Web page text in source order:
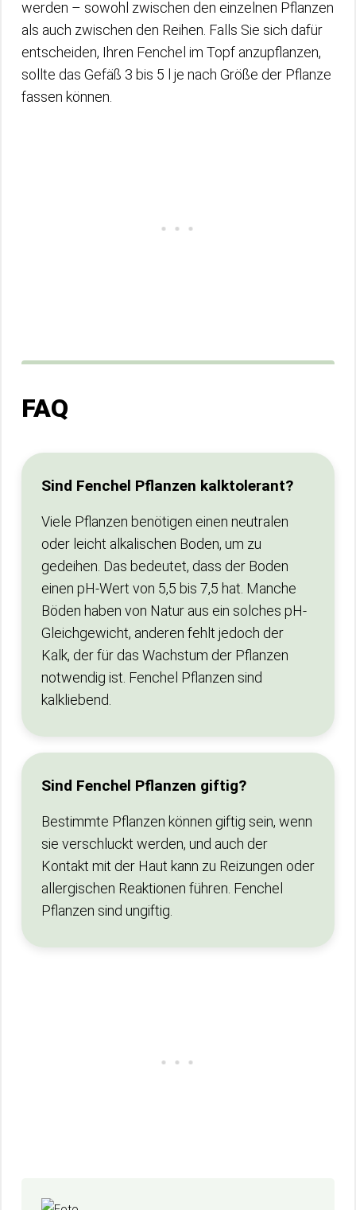
werden – sowohl zwischen den einzelnen Pflanzen
als auch zwischen den Reihen. Falls Sie sich dafür
entscheiden, Ihren Fenchel im Topf anzupflanzen,
sollte das Gefäß 3 bis 5 l je nach Größe der Pflanze
fassen können.
FAQ
Sind Fenchel Pflanzen kalktolerant?
Viele Pflanzen benötigen einen neutralen
oder leicht alkalischen Boden, um zu
gedeihen. Das bedeutet, dass der Boden
einen pH-Wert von 5,5 bis 7,5 hat. Manche
Böden haben von Natur aus ein solches pH-
Gleichgewicht, anderen fehlt jedoch der
Kalk, der für das Wachstum der Pflanzen
notwendig ist. Fenchel Pflanzen sind
kalkliebend.
Sind Fenchel Pflanzen giftig?
Bestimmte Pflanzen können giftig sein, wenn
sie verschluckt werden, und auch der
Kontakt mit der Haut kann zu Reizungen oder
allergischen Reaktionen führen. Fenchel
Pflanzen sind ungiftig.